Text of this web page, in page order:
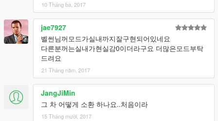
10 Tháng ba, 2017
jae7927
벨썬님꺼모드가실내까지잘구현되어있네요
다른분꺼는실내가현실감0이더라구요 더많은모드부탁
드려요
21 Tháng năm, 2017
JangJiMin
그 차 어떻게 소환 하나요..처음이라
15 Tháng mười, 2017